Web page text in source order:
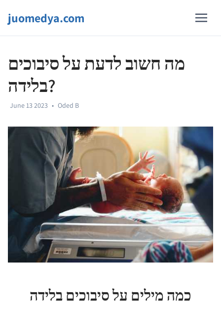
juomedya.com
מה חשוב לדעת על סיבוכים
בלידה?
June 13 2023 • Oded B
כמה מילים על סיבוכים בלידה